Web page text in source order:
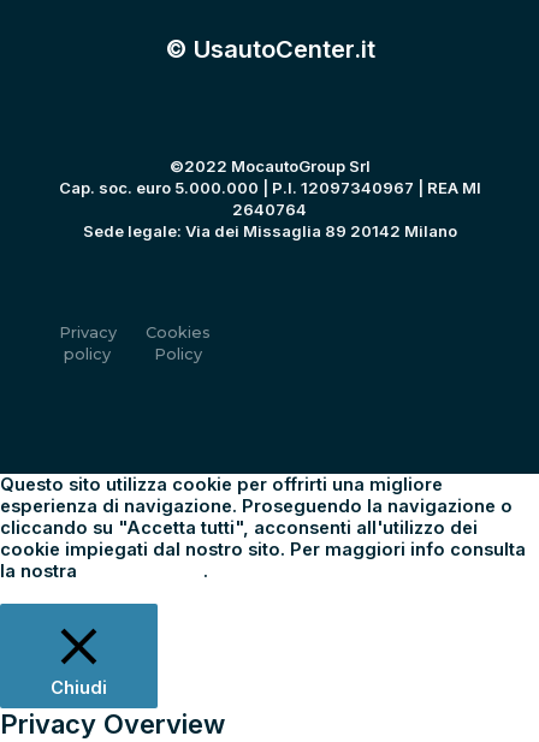
© UsautoCenter.it
©2022 MocautoGroup Srl
Cap. soc. euro 5.000.000 | P.I. 12097340967 | REA MI
2640764
Sede legale: Via dei Missaglia 89 20142 Milano
Privacy
policy
Cookies
Policy
Questo sito utilizza cookie per offrirti una migliore
esperienza di navigazione. Proseguendo la navigazione o
cliccando su "Accetta tutti", acconsenti all'utilizzo dei
cookie impiegati dal nostro sito. Per maggiori info consulta
la nostra
.
Chiudi
Privacy Overview